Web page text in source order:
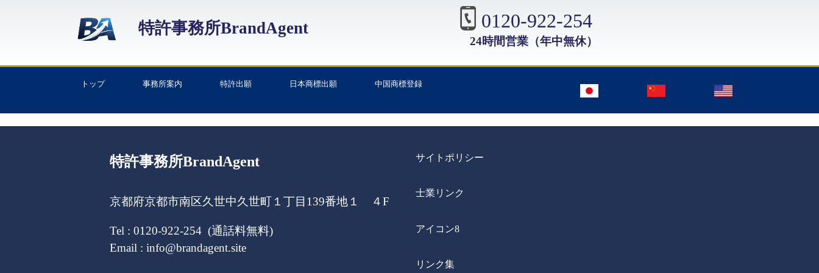
特許事務所BrandAgent 0120-922-254
24時間営業（年中無休）
トップ 事務所案内 特許出願 日本商標出願 中国商標登録
特許事務所BrandAgent
京都府京都市南区久世中久世町１丁目139番地１ ４F
Tel : 0120-922-254 (通話料無料)
Email : info@brandagent.site
サイトポリシー
士業リンク
アイコン8
リンク集